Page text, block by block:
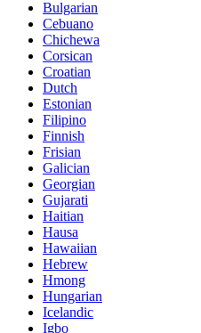
Bulgarian
Cebuano
Chichewa
Corsican
Croatian
Dutch
Estonian
Filipino
Finnish
Frisian
Galician
Georgian
Gujarati
Haitian
Hausa
Hawaiian
Hebrew
Hmong
Hungarian
Icelandic
Igbo